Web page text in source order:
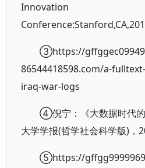
Innovation
③https://
86544418598.com/a-
iraq-war-logs
④倪宁：《大数据时代
大学学报(哲学社会科学版)，
⑤https://